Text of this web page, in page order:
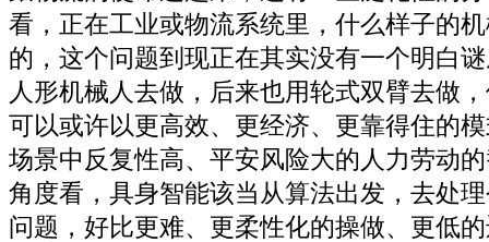
看，正在工业或物流系统里，什么样子的
的，这个问题到现正在其实没有一个明白
人形机械人去做，后来也用轮式双臂去做
可以或许以更高效、更经济、更靠得住的
场景中反复性高、平安风险大的人力劳动
角度看，具身智能该当从算法出发，去处
问题，好比更难、更柔性化的操做、更低